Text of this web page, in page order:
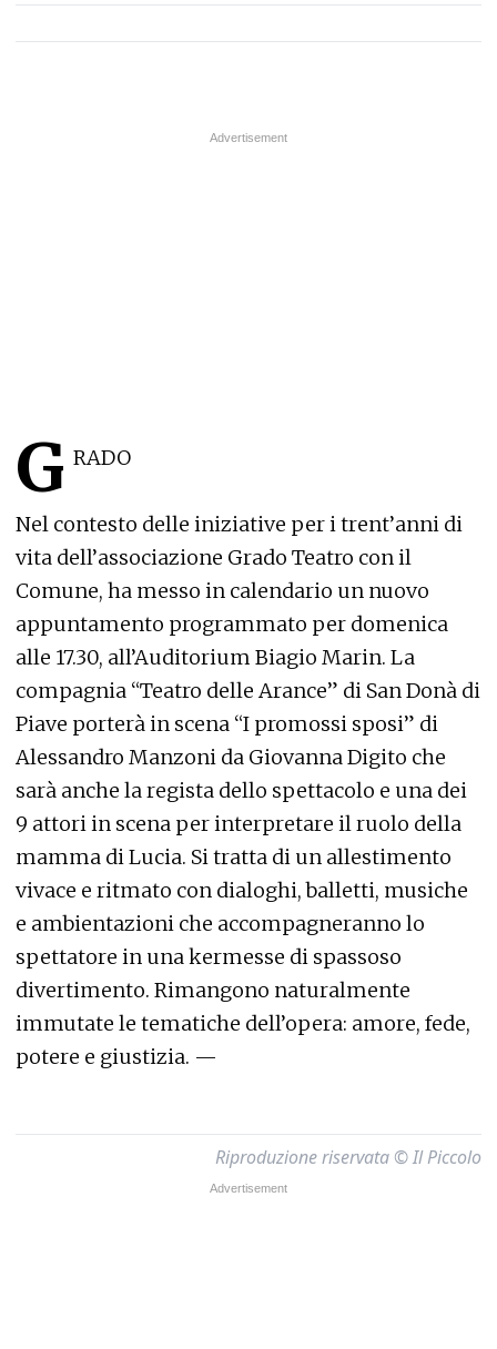
G RADO
Nel contesto delle iniziative per i trent’anni di
vita dell’associazione Grado Teatro con il
Comune, ha messo in calendario un nuovo
appuntamento programmato per domenica
alle 17.30, all’Auditorium Biagio Marin. La
compagnia “Teatro delle Arance” di San Donà di
Piave porterà in scena “I promossi sposi” di
Alessandro Manzoni da Giovanna Digito che
sarà anche la regista dello spettacolo e una dei
9 attori in scena per interpretare il ruolo della
mamma di Lucia. Si tratta di un allestimento
vivace e ritmato con dialoghi, balletti, musiche
e ambientazioni che accompagneranno lo
spettatore in una kermesse di spassoso
divertimento. Rimangono naturalmente
immutate le tematiche dell’opera: amore, fede,
potere e giustizia. —
Riproduzione riservata © Il Piccolo